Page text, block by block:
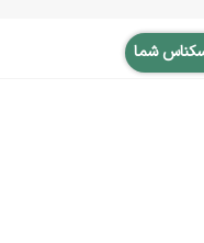
شما